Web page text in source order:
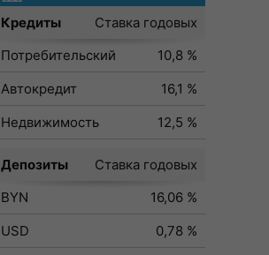
Кредиты
Ставка годовых
Потребительский
10,8 %
Автокредит
16,1 %
Недвижимость
12,5 %
Депозиты
Ставка годовых
BYN
16,06 %
USD
0,78 %